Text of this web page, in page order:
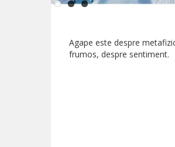
Agape este despre
frumos, despre sentiment.